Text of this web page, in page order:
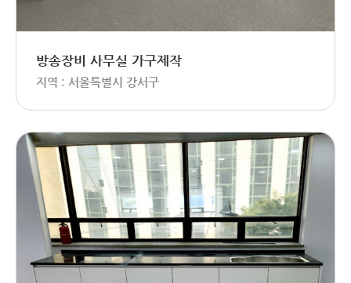
방송장비 사무실 가구제작
지역 : 서울특별시 강서구